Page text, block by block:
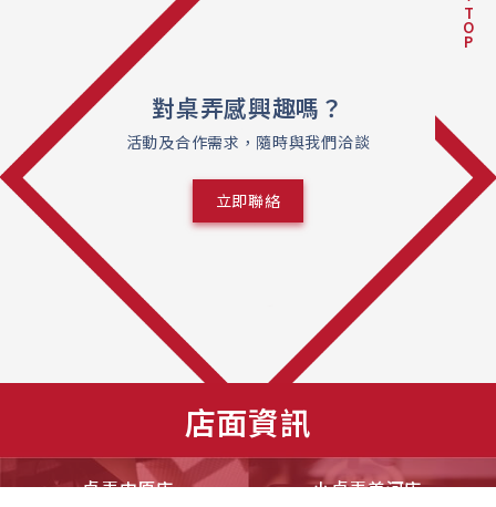
對桌弄感興趣嗎？
活動及合作需求，隨時與我們洽談
立即聯絡
T
O
P
店面資訊
桌弄中原店 小桌弄美河店